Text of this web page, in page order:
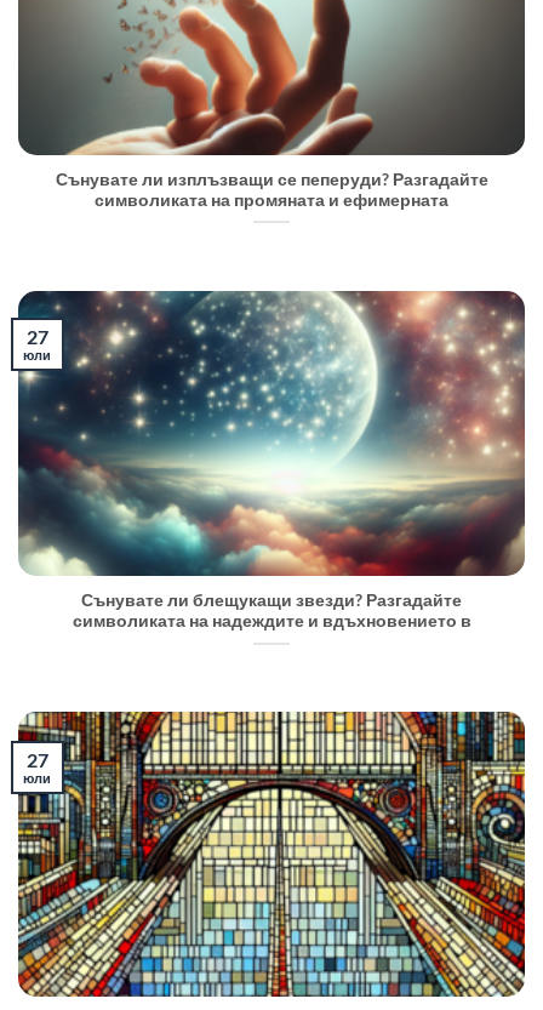
Сънувате ли изплъзващи се пеперуди? Разгадайте
символиката на промяната и ефимерната
Сънувате ли блещукащи звезди? Разгадайте
символиката на надеждите и вдъхновението в
27
юли
27
юли